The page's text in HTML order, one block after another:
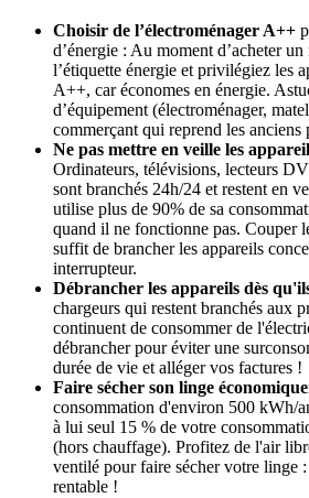
Choisir de l’électroménager A++
d’énergie : Au moment d’acheter
l’étiquette énergie et privilégiez les
A++, car économes en énergie.
d’équipement (électroménager,
commerçant qui reprend les anciens
Ne pas mettre en veille les
Ordinateurs, télévisions, lecteurs
sont branchés 24h/24 et restent en
utilise plus de 90% de sa
quand il ne fonctionne pas. Couper
suffit de brancher les appareils
interrupteur.
Débrancher les appareils dès
chargeurs qui restent branchés aux
continuent de consommer de
débrancher pour éviter une
durée de vie et alléger vos factures !
Faire sécher son linge
consommation d'environ 500 kWh/
à lui seul 15 % de votre
(hors chauffage). Profitez de l'air
ventilé pour faire sécher votre linge
rentable !